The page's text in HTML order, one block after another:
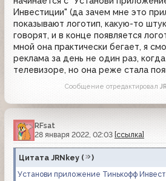
Инвестиции" (да зачем мне это
показывают логотип, какую-то
говорят, и в конце появляется
мной она практически бегает, я
реклама за день не один раз,
телевизоре, но она реже стала
Сообщение отредактировал
RFsat
28 января 2022, 02:03 [ссылка]
Цитата JRNkey (
)
Установи приложение Тинькофф